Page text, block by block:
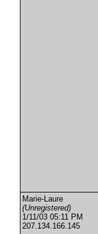
Marie-Laure
(Unregistered)
1/11/03 05:11 PM
207.134.166.145